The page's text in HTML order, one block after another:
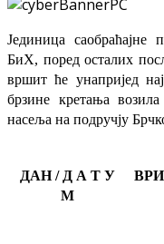
Јединица саобраћајне
БиХ, поред осталих
вршит ће унапријед
брзине кретања
насеља на подручју
ДАН / Д А Т У
М